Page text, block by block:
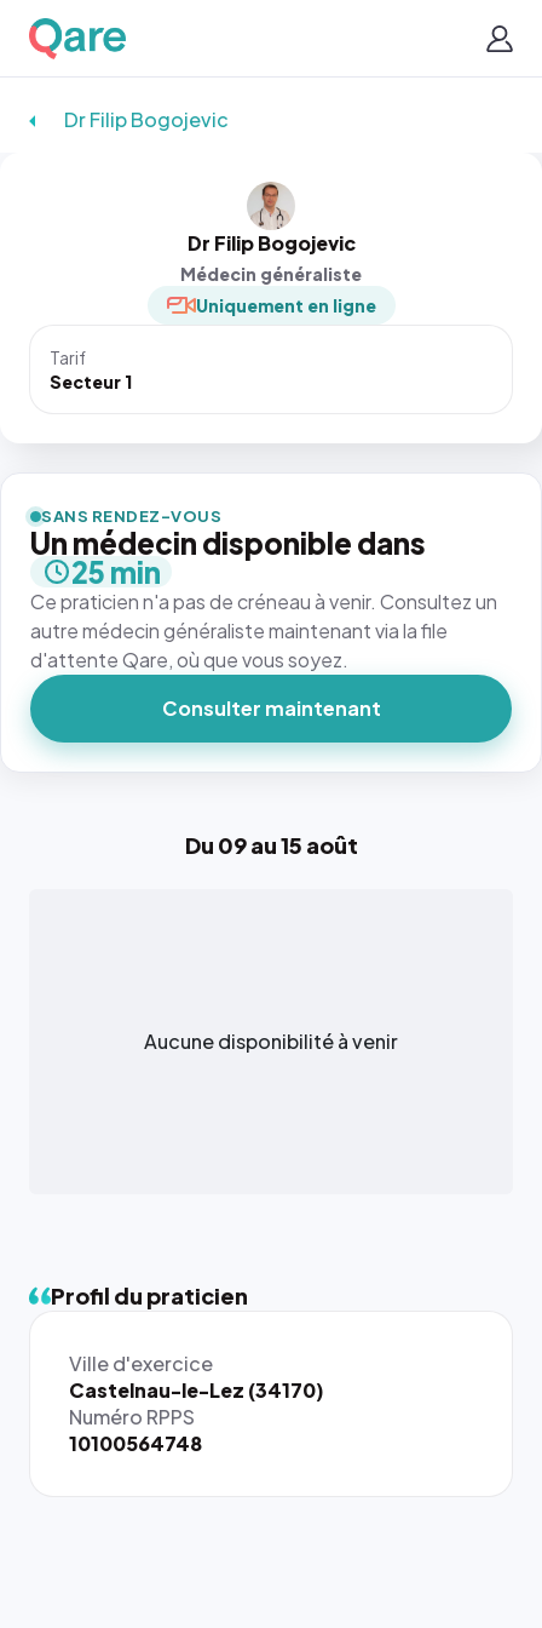
Dr Filip Bogojevic
Dr Filip Bogojevic
Médecin généraliste
Uniquement en ligne
Tarif
Secteur 1
Du 09 au 15 août
Aucune disponibilité à venir
Profil du praticien
Ville d'exercice
Castelnau-le-Lez (34170)
Numéro RPPS
10100564748
SANS RENDEZ-VOUS
Un médecin disponible dans
25 min
Ce praticien n'a pas de créneau à venir. Consultez un
autre médecin généraliste maintenant via la file
d'attente Qare, où que vous soyez.
Consulter maintenant
{# 40×40
: la taille
rendue par
`.profile-